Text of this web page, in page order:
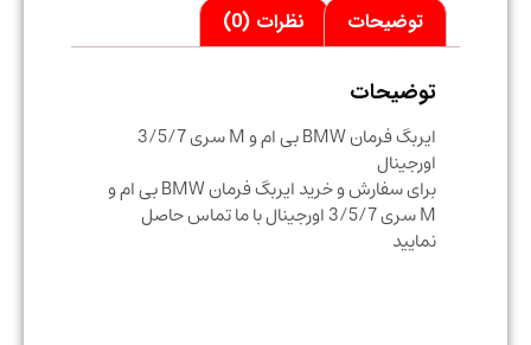
توضیحات نظرات (0)
توضیحات
ایربگ فرمان BMW بی ام و M سری 3/5/7
اورجینال
برای سفارش و خرید ایربگ فرمان BMW بی ام و
M سری 3/5/7 اورجینال با ما تماس حاصل
نمایید